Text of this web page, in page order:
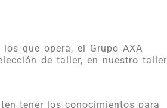
que opera, el Grupo AXA
de taller, en nuestro taller
tener los conocimientos para